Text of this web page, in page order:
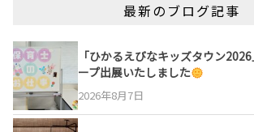
最新のブログ記事
「ひかるえびなキッズタウン
ープ出展いたしました
2026年8月7日